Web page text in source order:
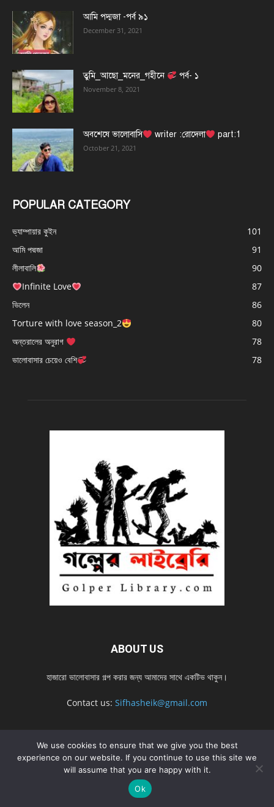
আমি পদ্মজা -পর্ব ৯১
December 31, 2021
তুমি_আছো_মনের_গহীনে পর্ব- ১
November 8, 2021
অবশেষে ভালোবাসি writer :রোদেলা part:1
October 21, 2021
POPULAR CATEGORY
ভ্যাম্পায়ার কুইন
101
আমি পদ্মজা
91
লীলাবালি
90
Infinite Love
87
ভিলেন
86
Torture with love season_2
80
অন্তরালের অনুরাগ
78
ভালোবাসার চেয়েও বেশি
78
ABOUT US
হাজারো ভালোবাসার গল্প করার জন্য আমাদের সাথে একটিভ থাকুন।
Contact us: Sifhasheik@gmail.com
FOLLOW US
Privacy Policy
We use cookies to ensure that we give you the best
experience on our website. If you continue to use this site we
will assume that you are happy with it.
Ok